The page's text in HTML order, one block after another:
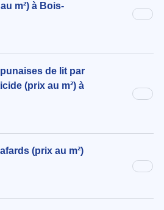
m²) à Bois-
de lit par
(prix au m²) à
(prix au m²)